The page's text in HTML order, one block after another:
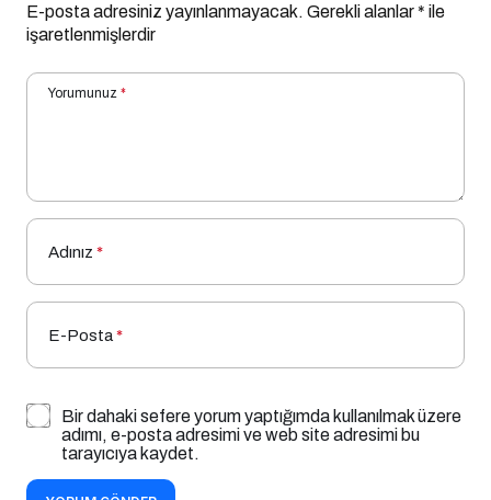
işaretlenmişlerdir
Yorumunuz*
adımı, e-posta adresimi ve web site adresimi bu
tarayıcıya kaydet.
YORUM GÖNDER